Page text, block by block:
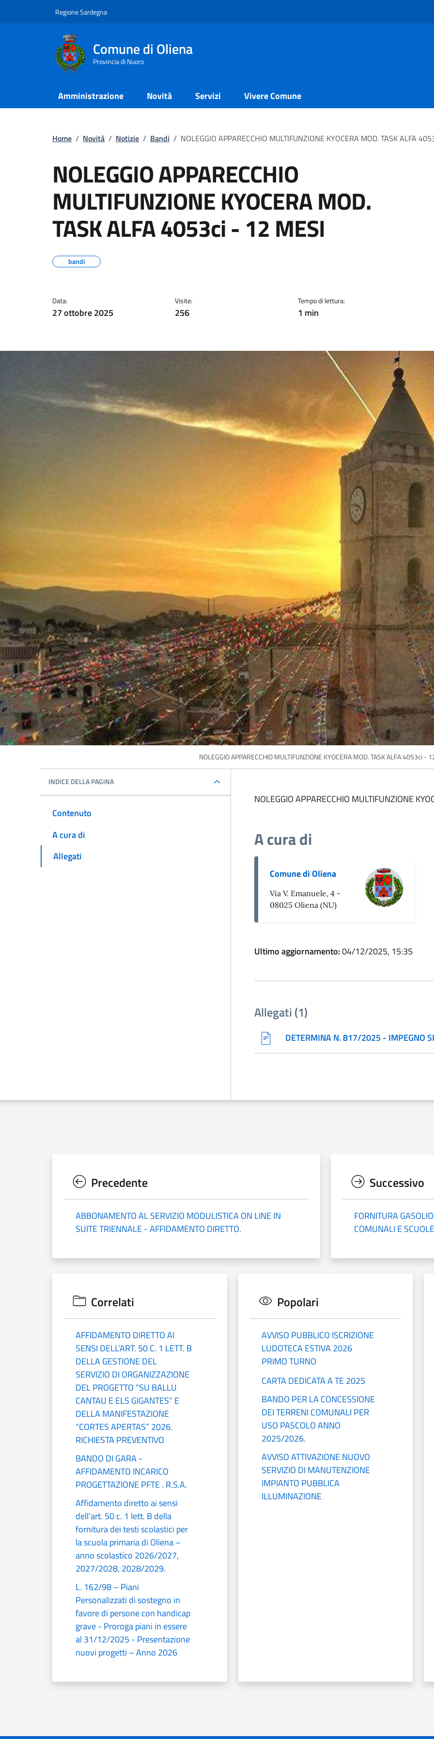
Regione Sardegna
Comune di Oliena
Provincia di Nuoro
Amministrazione Novità Servizi Vivere Comune
Home / Novità / Notizie / Bandi / NOLEGGIO APPARECCHIO MULTIFUNZIONE KYOCERA MOD. TASK ALFA
NOLEGGIO APPARECCHIO
MULTIFUNZIONE KYOCERA MOD.
TASK ALFA 4053ci - 12 MESI
bandi
Data:
27 ottobre 2025
Visite:
256
Tempo di lettura:
1 min
NOLEGGIO APPARECCHIO MULTIFUNZIONE KYOCERA MOD. TASK ALFA 4053ci -
INDICE DELLA PAGINA
Contenuto
A cura di
Allegati
NOLEGGIO APPARECCHIO MULTIFUNZIONE
A cura di
Comune di Oliena
Via V. Emanuele, 4 -
08025 Oliena (NU)
Ultimo aggiornamento:04/12/2025, 15:35
Allegati (1)
DETERMINA N. 817/2025 - IMPEGNO
Precedente
ABBONAMENTO AL SERVIZIO MODULISTICA ON LINE IN
SUITE TRIENNALE - AFFIDAMENTO DIRETTO.
Successivo
FORNITURA
COMUNALI E
Correlati
AFFIDAMENTO DIRETTO AI
SENSI DELL’ART. 50 C. 1 LETT. B
DELLA GESTIONE DEL
SERVIZIO DI ORGANIZZAZIONE
DEL PROGETTO “SU BALLU
CANTAU E ELS GIGANTES” E
DELLA MANIFESTAZIONE
“CORTES APERTAS” 2026.
RICHIESTA PREVENTIVO
BANDO DI GARA -
AFFIDAMENTO INCARICO
PROGETTAZIONE PFTE . R.S.A.
Affidamento diretto ai sensi
dell’art. 50 c. 1 lett. B della
fornitura dei testi scolastici per
la scuola primaria di Oliena –
anno scolastico 2026/2027,
2027/2028, 2028/2029.
L. 162/98 – Piani
Personalizzati di sostegno in
favore di persone con handicap
grave - Proroga piani in essere
al 31/12/2025 - Presentazione
nuovi progetti – Anno 2026
Popolari
AVVISO PUBBLICO ISCRIZIONE
LUDOTECA ESTIVA 2026
PRIMO TURNO
CARTA DEDICATA A TE 2025
BANDO PER LA CONCESSIONE
DEI TERRENI COMUNALI PER
USO PASCOLO ANNO
2025/2026.
AVVISO ATTIVAZIONE NUOVO
SERVIZIO DI MANUTENZIONE
IMPIANTO PUBBLICA
ILLUMINAZIONE